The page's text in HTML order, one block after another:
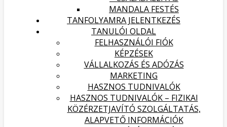
MANDALA FESTÉS
TANFOLYAMRA JELENTKEZÉS
TANULÓI OLDAL
FELHASZNÁLÓI FIÓK
KÉPZÉSEK
VÁLLALKOZÁS ÉS ADÓZÁS
MARKETING
HASZNOS TUDNIVALÓK
HASZNOS TUDNIVALÓK – FIZIKAI
KÖZÉRZETJAVÍTÓ SZOLGÁLTATÁS,
ALAPVETŐ INFORMÁCIÓK